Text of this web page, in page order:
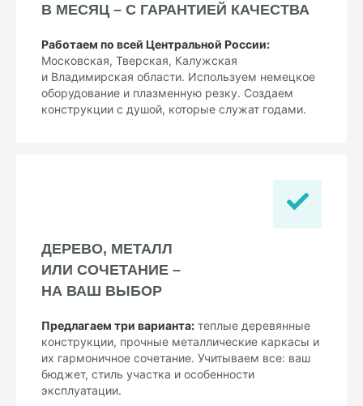
В МЕСЯЦ – С ГАРАНТИЕЙ КАЧЕСТВА
Работаем по всей Центральной России:
Московская, Тверская, Калужская
и Владимирская области. Используем немецкое
оборудование и плазменную резку. Создаем
конструкции с душой, которые служат годами.
ДЕРЕВО, МЕТАЛЛ
ИЛИ СОЧЕТАНИЕ –
НА ВАШ ВЫБОР
Предлагаем три варианта: теплые деревянные
конструкции, прочные металлические каркасы и
их гармоничное сочетание. Учитываем все: ваш
бюджет, стиль участка и особенности
эксплуатации.